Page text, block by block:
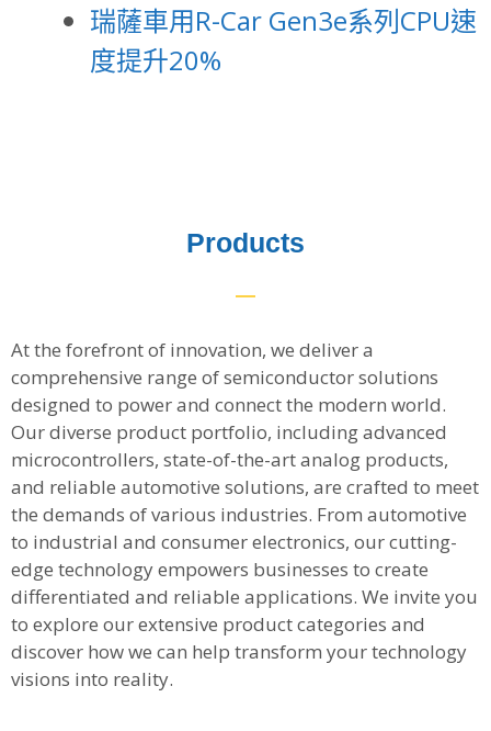
瑞薩車用R-Car Gen3e系列CPU速
度提升20%
Products
At the forefront of innovation, we deliver a
comprehensive range of semiconductor solutions
designed to power and connect the modern world.
Our diverse product portfolio, including advanced
microcontrollers, state-of-the-art analog products,
and reliable automotive solutions, are crafted to meet
the demands of various industries. From automotive
to industrial and consumer electronics, our cutting-
edge technology empowers businesses to create
differentiated and reliable applications. We invite you
to explore our extensive product categories and
discover how we can help transform your technology
visions into reality.